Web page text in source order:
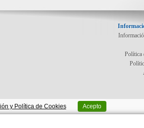
Política
y Política de Cookies Acepto